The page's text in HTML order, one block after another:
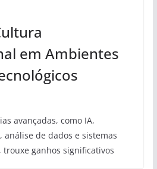
em Ambientes
avançadas, como IA,
de dados e sistemas
trouxe ganhos significativos